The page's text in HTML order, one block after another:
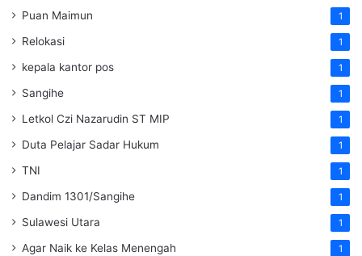
Puan Maimun 1
Relokasi 1
kepala kantor pos 1
Sangihe 1
Letkol Czi Nazarudin ST MIP 1
Duta Pelajar Sadar Hukum 1
TNI 1
Dandim 1301/Sangihe 1
Sulawesi Utara 1
Agar Naik ke Kelas Menengah 1